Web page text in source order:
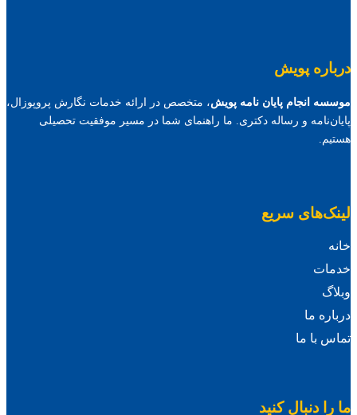
درباره پویش
موسسه انجام پایان نامه پویش، متخصص در ارائه خدمات نگارش پروپوزال،
پایان‌نامه و رساله دکتری. ما راهنمای شما در مسیر موفقیت تحصیلی
هستیم.
لینک‌های سریع
خانه
خدمات
وبلاگ
درباره ما
تماس با ما
ما را دنبال کنید